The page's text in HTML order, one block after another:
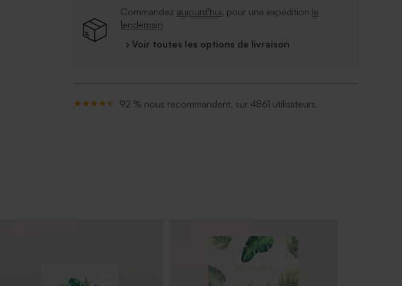
Commandez aujourd'hui, pour une expédition le
lendemain
› Voir toutes les options de livraison
92 % nous recommandent, sur 4861 utilisateurs.